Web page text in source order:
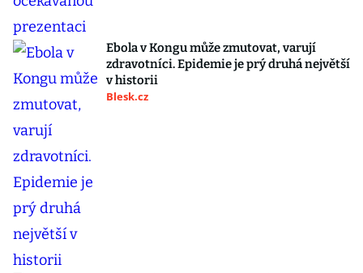
Ebola v Kongu může zmutovat, varují
zdravotníci. Epidemie je prý druhá největší
v historii
Blesk.cz